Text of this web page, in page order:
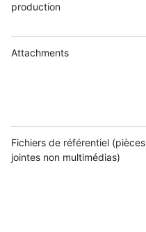
production
Attachments
Fichiers de référentiel (pièces
jointes non multimédias)